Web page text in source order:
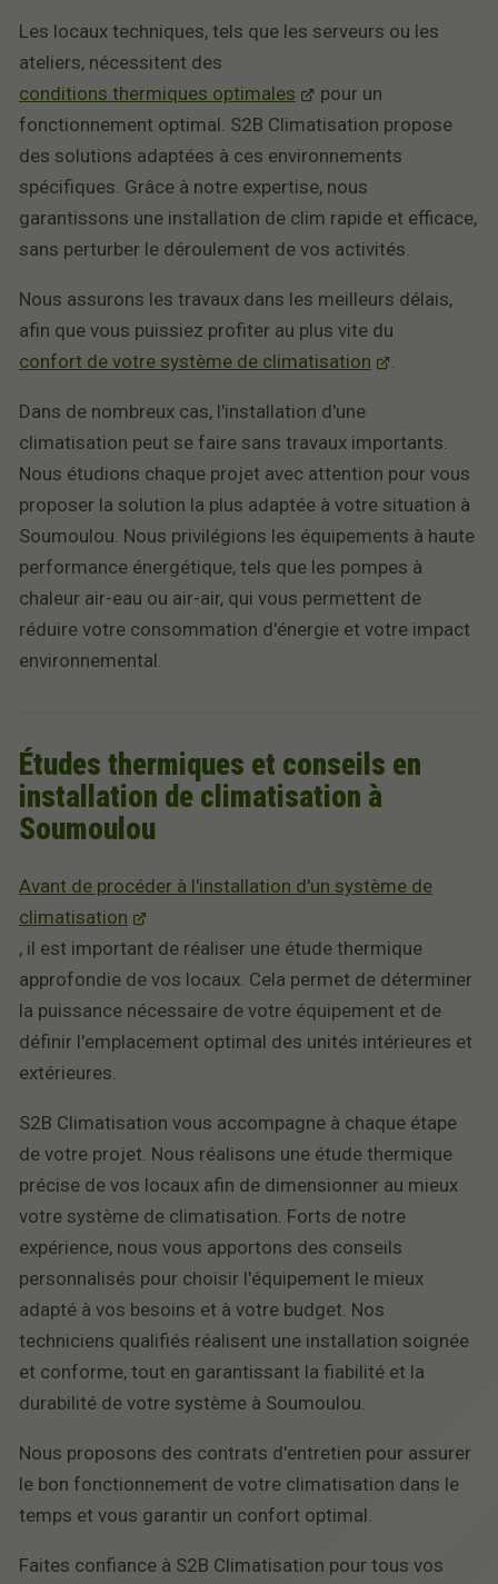
Les locaux techniques, tels que les serveurs ou les
ateliers, nécessitent des
conditions thermiques optimales
pour un
fonctionnement optimal. S2B Climatisation propose
des solutions adaptées à ces environnements
spécifiques. Grâce à notre expertise, nous
garantissons une installation de clim rapide et efficace,
sans perturber le déroulement de vos activités.
Nous assurons les travaux dans les meilleurs délais,
afin que vous puissiez profiter au plus vite du
confort de votre système de climatisation
.
Dans de nombreux cas, l'installation d'une
climatisation peut se faire sans travaux importants.
Nous étudions chaque projet avec attention pour vous
proposer la solution la plus adaptée à votre situation à
Soumoulou. Nous privilégions les équipements à haute
performance énergétique, tels que les pompes à
chaleur air-eau ou air-air, qui vous permettent de
réduire votre consommation d'énergie et votre impact
environnemental.
Études thermiques et conseils en
installation de climatisation à
Soumoulou
Avant de procéder à l'installation d'un système de
climatisation
, il est important de réaliser une étude thermique
approfondie de vos locaux. Cela permet de déterminer
la puissance nécessaire de votre équipement et de
définir l'emplacement optimal des unités intérieures et
extérieures.
S2B Climatisation vous accompagne à chaque étape
de votre projet. Nous réalisons une étude thermique
précise de vos locaux afin de dimensionner au mieux
votre système de climatisation. Forts de notre
expérience, nous vous apportons des conseils
personnalisés pour choisir l'équipement le mieux
adapté à vos besoins et à votre budget. Nos
techniciens qualifiés réalisent une installation soignée
et conforme, tout en garantissant la fiabilité et la
durabilité de votre système à Soumoulou.
Nous proposons des contrats d'entretien pour assurer
le bon fonctionnement de votre climatisation dans le
temps et vous garantir un confort optimal.
Faites confiance à S2B Climatisation pour tous vos